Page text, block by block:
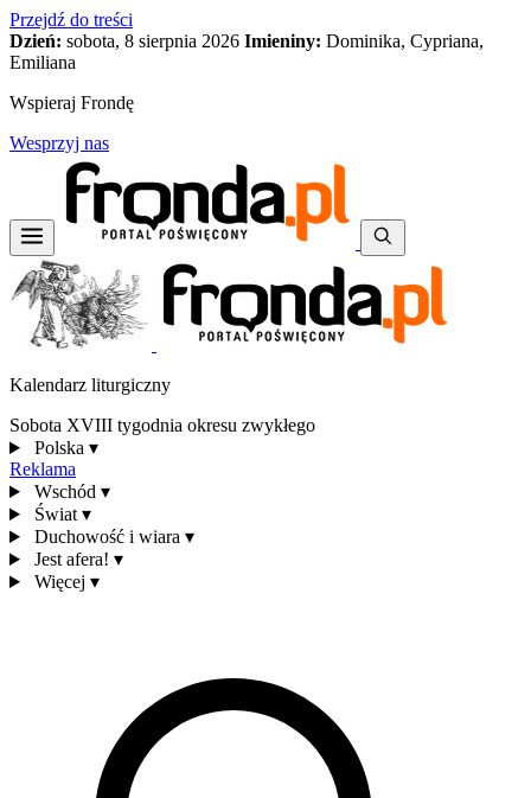
Przejdź do treści
Dzień: sobota, 8 sierpnia 2026 Imieniny: Dominika, Cypriana,
Emiliana
Wspieraj Frondę
Wesprzyj nas
Kalendarz liturgiczny
Sobota XVIII tygodnia okresu zwykłego
Polska ▾
Reklama
Wschód ▾
Świat ▾
Duchowość i wiara ▾
Jest afera! ▾
Więcej ▾